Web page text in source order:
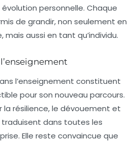
évolution personnelle. Chaque
de grandir, non seulement en
mais aussi en tant qu’individu.
l’enseignement constituent
pour son nouveau parcours.
la résilience, le dévouement et
dans toutes les
Elle reste convaincue que